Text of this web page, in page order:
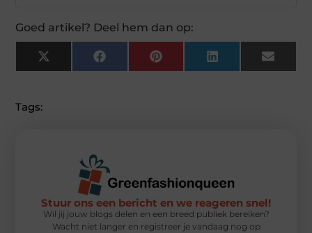
Goed artikel? Deel hem dan op:
X
(Twitter)
FacebookPinterest LinkedIn Email
Tags:
Stuur ons een bericht en we reageren snel!
Wil jij jouw blogs delen en een breed publiek bereiken?
Wacht niet langer en registreer je vandaag nog op